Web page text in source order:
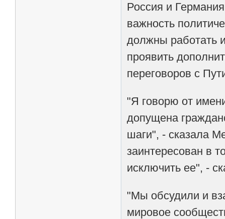
Россия и
важность
должны работать
проявить
переговоров с
"Я говорю от
допущена
шаги", - сказала
заинтересован в
исключить ее", -
"Мы обсудили и
мировое